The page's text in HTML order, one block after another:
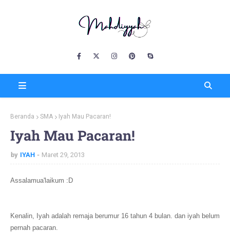
Beranda SMA Iyah Mau Pacaran!
Iyah Mau Pacaran!
by IYAH Maret 29, 2013
Assalamua'laikum :D
Kenalin, Iyah adalah remaja berumur 16 tahun 4 bulan. dan iyah belum
pernah pacaran.